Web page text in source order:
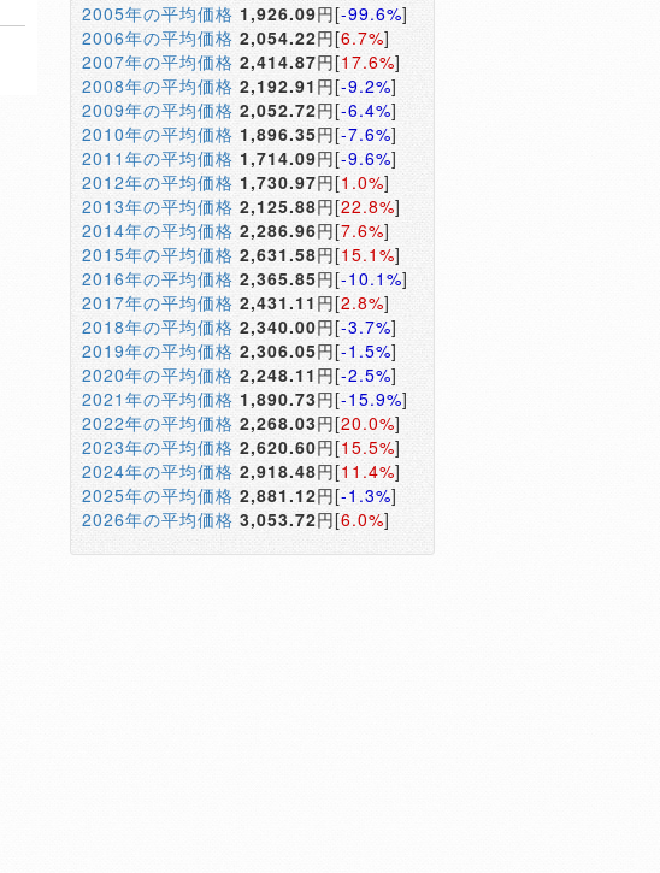
2005年の平均価格 1,926.09円[-99.6%]
2006年の平均価格 2,054.22円[6.7%]
2007年の平均価格 2,414.87円[17.6%]
2008年の平均価格 2,192.91 円[-9.2%]
2009年の平均価格 2,052.72円[-6.4%]
2010年の平均価格 1,896.35円[-7.6%]
2011年の平均価格 1,714.09円[-9.6%]
2012年の平均価格 1,730.97円[1.0%]
2013年の平均価格 2,125.88円[22.8%]
2014年の平均価格 2,286.96円[7.6%]
2015年の平均価格 2,631.58円[15.1%]
2016年の平均価格 2,365.85円[-10.1%]
2017年の平均価格 2,431.11 円[2.8%]
2018年の平均価格 2,340.00円[-3.7%]
2019年の平均価格 2,306.05円[-1.5%]
2020年の平均価格 2,248.11 円[-2.5%]
2021年の平均価格 1,890.73円[-15.9%]
2022年の平均価格 2,268.03円[20.0%]
2023年の平均価格 2,620.60円[15.5%]
2024年の平均価格 2,918.48円[11.4%]
2025年の平均価格 2,881.12円[-1.3%]
2026年の平均価格 3,053.72円[6.0%]